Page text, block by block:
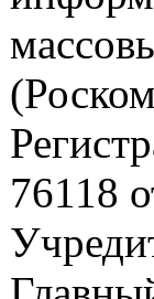
76118